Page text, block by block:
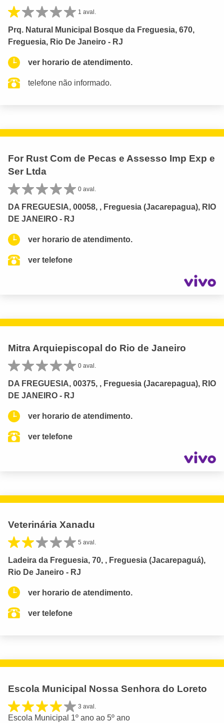
1 aval.
Prq. Natural Municipal Bosque da Freguesia, 670,
Freguesia, Rio De Janeiro - RJ
ver horario de atendimento.
telefone não informado.
For Rust Com de Pecas e Assesso Imp Exp e
Ser Ltda
0 aval.
DA FREGUESIA, 00058, , Freguesia (Jacarepagua), RIO
DE JANEIRO - RJ
ver horario de atendimento.
ver telefone
Mitra Arquiepiscopal do Rio de Janeiro
0 aval.
DA FREGUESIA, 00375, , Freguesia (Jacarepagua), RIO
DE JANEIRO - RJ
ver horario de atendimento.
ver telefone
Veterinária Xanadu
5 aval.
Ladeira da Freguesia, 70, , Freguesia (Jacarepaguá),
Rio De Janeiro - RJ
ver horario de atendimento.
ver telefone
Escola Municipal Nossa Senhora do Loreto
3 aval.
Escola Municipal 1º ano ao 5º ano